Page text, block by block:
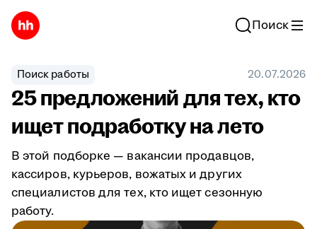
Поиск
Поиск работы 20.07.2026
25 предложений для тех, кто
ищет подработку на лето
В этой подборке — вакансии продавцов,
кассиров, курьеров, вожатых и других
специалистов для тех, кто ищет сезонную
работу.